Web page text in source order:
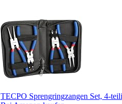
TECPO Sprengringzangen Set, 4-